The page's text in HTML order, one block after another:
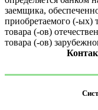
заемщика,
приобретаемого (-ых)
товара (-ов)
товара (-ов)